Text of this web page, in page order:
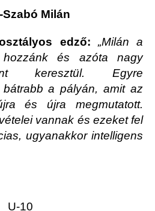
Szabó Milán
edző:
„Milán a
hozzánk és azóta nagy
keresztül. Egyre
a pályán, amit az
és újra megmutatott.
vannak és ezeket fel
ugyanakkor intelligens
U-10